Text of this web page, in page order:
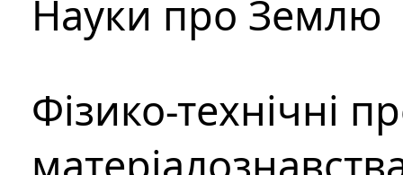
Науки про Землю
Фізико-технічні